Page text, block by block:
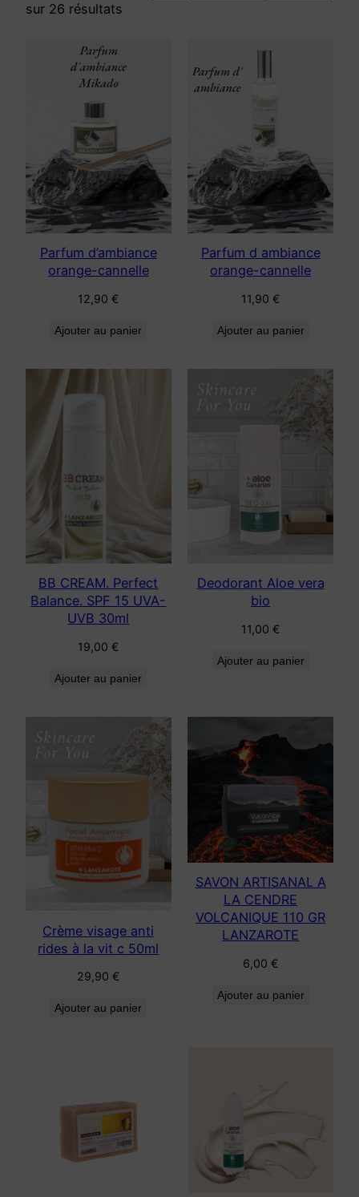
sur 26 résultats
récent
Parfum d’ambiance
orange-cannelle
12,90 €
Ajouter au panier
Parfum d ambiance
orange-cannelle
11,90 €
Ajouter au panier
BB CREAM. Perfect
Balance. SPF 15 UVA-
UVB 30ml
19,00 €
Ajouter au panier
Deodorant Aloe vera
bio
11,00 €
Ajouter au panier
Crème visage anti
rides à la vit c 50ml
29,90 €
Ajouter au panier
SAVON ARTISANAL A
LA CENDRE
VOLCANIQUE 110 GR
LANZAROTE
6,00 €
Ajouter au panier